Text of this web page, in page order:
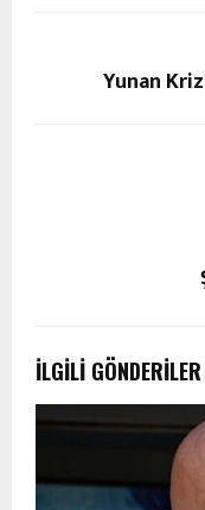
Yunan
İLGILI GÖNDERILER